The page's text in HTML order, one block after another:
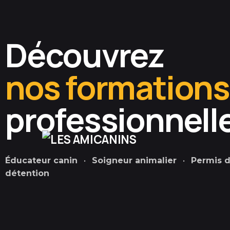
Découvrez
nos formations
Éducateur canin • Soigneur animalier • Permis
détention